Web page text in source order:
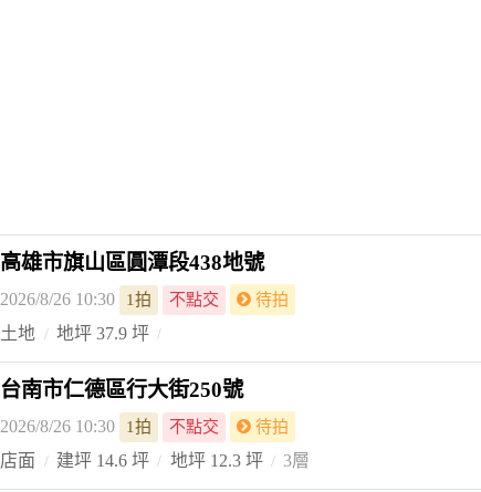
高雄市旗山區圓潭段438地號
2026/8/26 10:30 1拍 不點交 待拍
土地 地坪 37.9 坪
台南市仁德區行大街250號
2026/8/26 10:30 1拍 不點交 待拍
店面 建坪 14.6 坪 地坪 12.3 坪 3層